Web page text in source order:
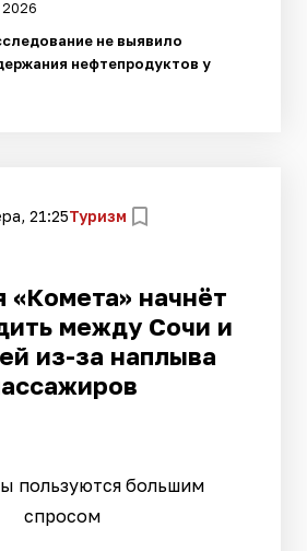
2026
не выявило
нефтепродуктов у
21:25Туризм
«Комета» начнёт
между Сочи и
из-за наплыва
пользуются большим
спросом